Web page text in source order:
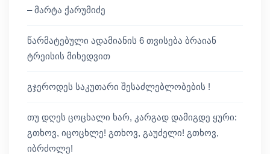
– მარტა ქარუმიძე
წარმატებული ადამიანის 6 თვისება ბრაიან
ტრეისის მიხედვით
გჯეროდეს საკუთარი შესაძლებლობების !
თუ დღეს ცოცხალი ხარ, კარგად დამიგდე ყური:
გთხოვ, იცოცხლე! გთხოვ, გაუძელი! გთხოვ,
იბრძოლე!